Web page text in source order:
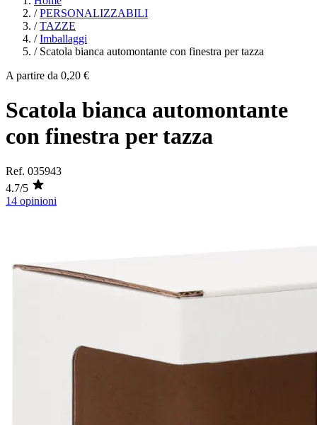
/ PERSONALIZZABILI
/ TAZZE
/ Imballaggi
/ Scatola bianca automontante con finestra per tazza
A partire da 0,20 €
Scatola bianca automontante
con finestra per tazza
Ref. 035943
4.7/5
14 opinioni